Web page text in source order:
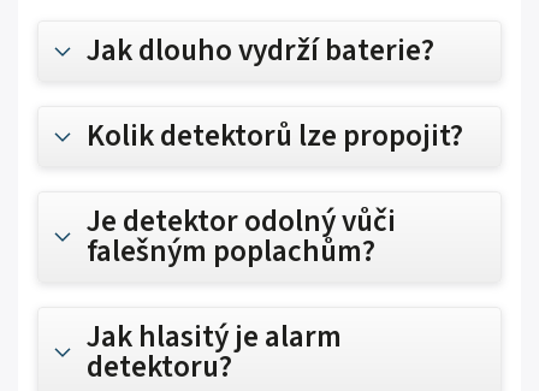
Jak dlouho vydrží baterie?
Kolik detektorů lze propojit?
Je detektor odolný vůči
falešným poplachům?
Jak hlasitý je alarm
detektoru?